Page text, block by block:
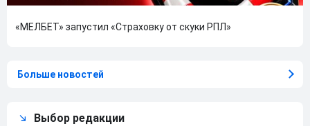
«МЕЛБЕТ» запустил «Страховку от скуки РПЛ»
Больше новостей
Выбор редакции